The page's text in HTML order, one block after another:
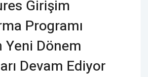
Girişim
Programı
Yeni Dönem
Devam Ediyor